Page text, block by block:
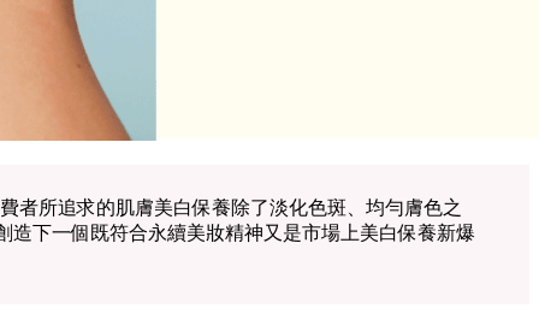
者所追求的肌膚美白保養除了淡化色斑、均勻膚色之
下一個既符合永續美妝精神又是市場上美白保養新爆